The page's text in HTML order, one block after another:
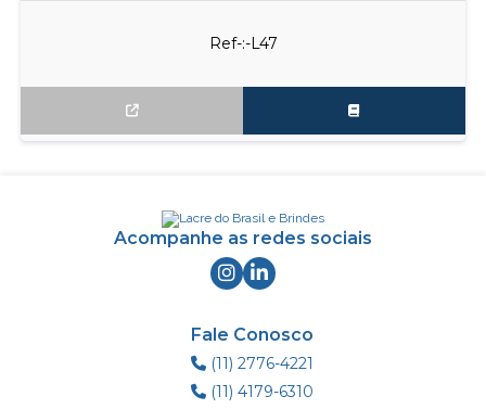
Ref-:-L47
Acompanhe as redes sociais
Fale Conosco
(11) 2776-4221
(11) 4179-6310